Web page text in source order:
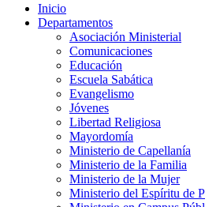
Inicio
Departamentos
Asociación Ministerial
Comunicaciones
Educación
Escuela Sabática
Evangelismo
Jóvenes
Libertad Religiosa
Mayordomía
Ministerio de Capellanía
Ministerio de la Familia
Ministerio de la Mujer
Ministerio del Espíritu de